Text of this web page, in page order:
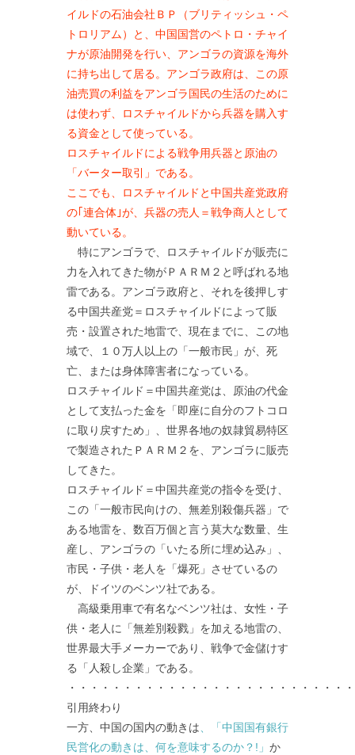
イルドの石油会社ＢＰ（ブリティッシュ・ペ
トロリアム）と、中国国営のペトロ・チャイ
ナが原油開発を行い、アンゴラの資源を海外
に持ち出して居る。アンゴラ政府は、この原
油売買の利益をアンゴラ国民の生活のために
は使わず、ロスチャイルドから兵器を購入す
る資金として使っている。
ロスチャイルドによる戦争用兵器と原油の
「バーター取引」である。
ここでも、ロスチャイルドと中国共産党政府
の｢連合体｣が、兵器の売人＝戦争商人として
動いている。
特にアンゴラで、ロスチャイルドが販売に
力を入れてきた物がＰＡＲＭ２と呼ばれる地
雷である。アンゴラ政府と、それを後押しす
る中国共産党＝ロスチャイルドによって販
売・設置された地雷で、現在までに、この地
域で、１０万人以上の「一般市民」が、死
亡、または身体障害者になっている。
ロスチャイルド＝中国共産党は、原油の代金
として支払った金を「即座に自分のフトコロ
に取り戻すため」、世界各地の奴隷貿易特区
で製造されたＰＡＲＭ２を、アンゴラに販売
してきた。
ロスチャイルド＝中国共産党の指令を受け、
この「一般市民向けの、無差別殺傷兵器」で
ある地雷を、数百万個と言う莫大な数量、生
産し、アンゴラの「いたる所に埋め込み」、
市民・子供・老人を「爆死」させているの
が、ドイツのベンツ社である。
高級乗用車で有名なベンツ社は、女性・子
供・老人に「無差別殺戮」を加える地雷の、
世界最大手メーカーであり、戦争で金儲けす
る「人殺し企業」である。
・・・・・・・・・・・・・・・・・・・・・・・・
引用終わり
一方、中国の国内の動きは 、「中国国有銀行
民営化の動きは、何を意味するのか？!」 か